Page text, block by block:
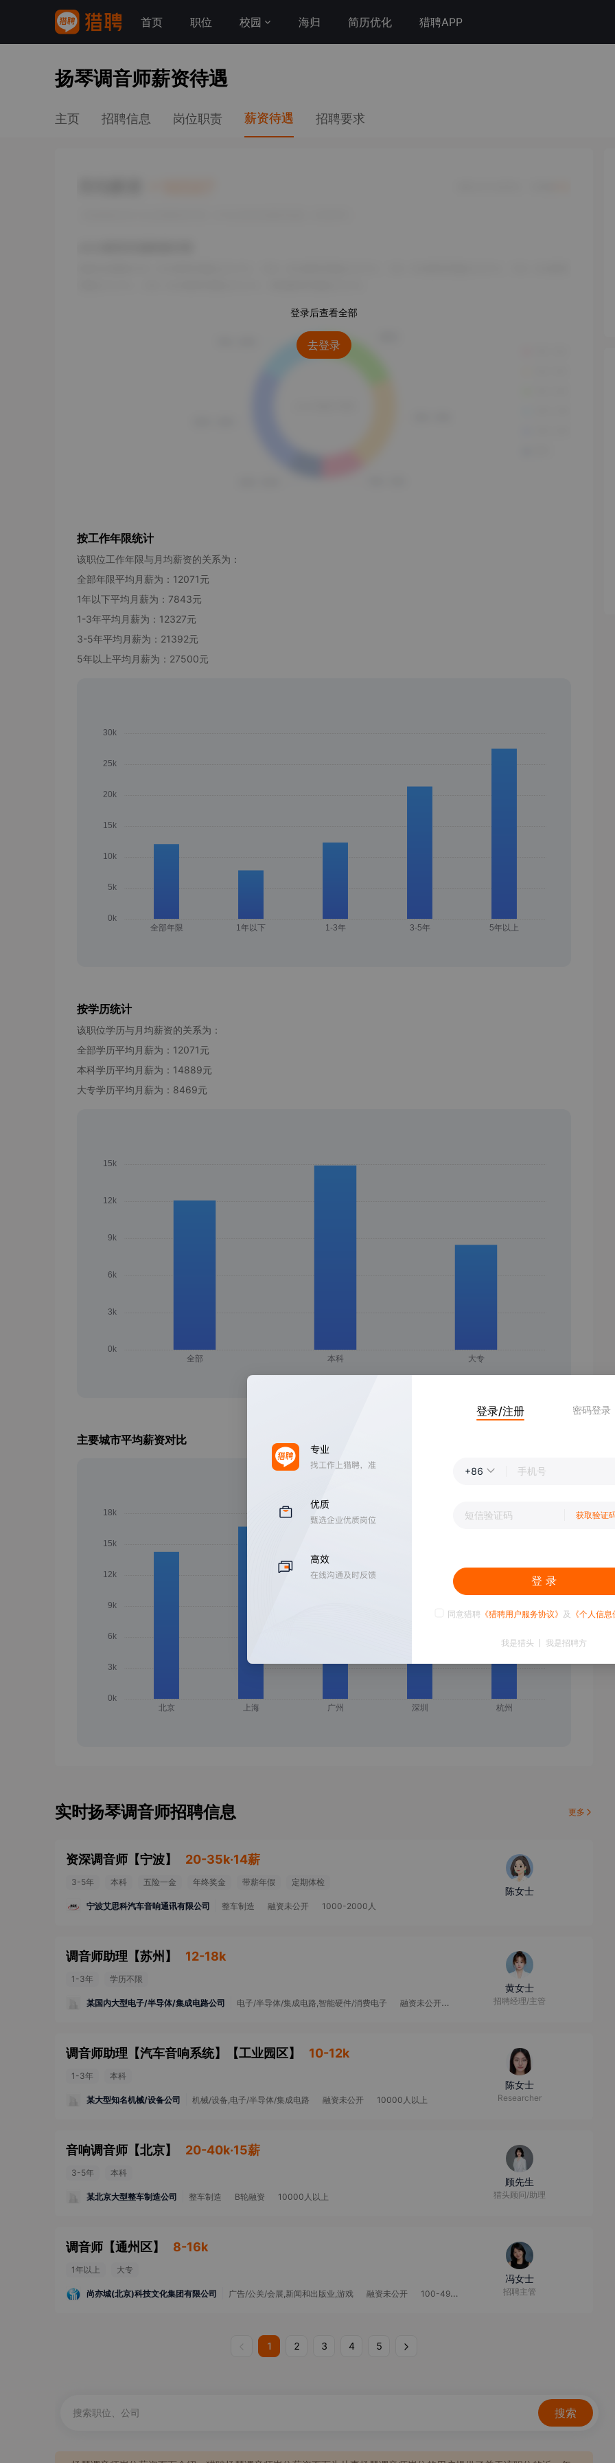
首页 职位 校园 海归 简历优化 猎聘APP
扬琴调音师薪资待遇
主页 招聘信息 岗位职责 薪资待遇 招聘要求
登录后查看全部
去登录
按工作年限统计
该职位工作年限与月均薪资的关系为：
全部年限平均月薪为：12071元
1年以下平均月薪为：7843元
1-3年平均月薪为：12327元
3-5年平均月薪为：21392元
5年以上平均月薪为：27500元
按学历统计
该职位学历与月均薪资的关系为：
全部学历平均月薪为：12071元
本科学历平均月薪为：14889元
大专学历平均月薪为：8469元
主要城市平均薪资对比
实时扬琴调音师招聘信息 更多
资深调音师 【宁波】 20-35k·14薪
3-5年 本科 五险一金 年终奖金 带薪年假 定期体检
宁波艾思科汽车音响通讯有限公司 整车制造 融资未公开 1000-2000人
陈女士
调音师助理 【苏州 】 12-18k
1-3年 学历不限
某国内大型电子/半导体/集成电路公司 电子/半导体/集成电路,智能硬件/消费电子 融资未公开 10000人以上
黄女士
招聘经理/主管
调音师助理【汽车音响系统】 【工业园区】 10-12k
1-3年 本科
某大型知名机械/设备公司 机械/设备,电子/半导体/集成电路 融资未公开 10000人以上
陈女士
Researcher
音响调音师 【北京】 20-40k·15薪
3-5年 本科
某北京大型整车制造公司 整车制造 B轮融资 10000人以上
顾先生
猎头顾问/助理
调音师 【通州区】 8-16k
1年以上 大专
尚亦城(北京)科技文化集团有限公司 广告/公关/会展,新闻和出版业,游戏 融资未公开 100-499人
冯女士
招聘主管
1 2 3 4 5
搜索
登录/注册 密码登录
+86
获取验证
登 录
同意猎聘 《猎聘用户服务协议》 及 《个人信
我是猎头 我是招聘方